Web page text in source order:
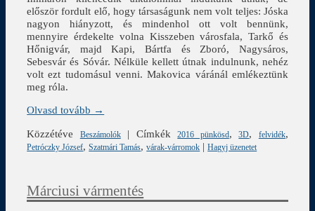
először fordult elő, hogy társaságunk nem volt teljes: Jóska
nagyon hiányzott, és mindenhol ott volt bennünk,
mennyire érdekelte volna Kisszeben városfala, Tarkő és
Hőnigvár, majd Kapi, Bártfa és Zboró, Nagysáros,
Sebesvár és Sóvár. Nélküle kellett útnak indulnunk, nehéz
volt ezt tudomásul venni. Makovica váránál emlékeztünk
meg róla.
Olvasd tovább →
Közzétéve
Beszámolók| Címkék 2016 pünkösd,3D, felvidék,
Petróczky József,Szatmári Tamás,várak-várromok |Hagyj üzenetet
Márciusi vármentés